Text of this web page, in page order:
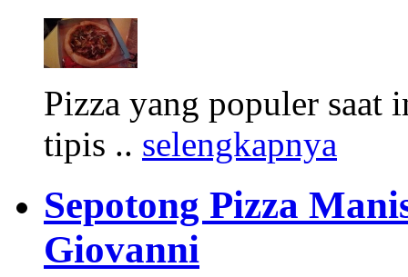
Pizza yang populer saat
tipis .. selengkapnya
Sepotong Pizza
Giovanni